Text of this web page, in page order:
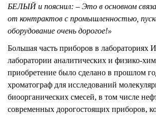
БЕЛЫЙ и пояснил: – Это в основном
от контрактов с промышленностью,
оборудование очень дорогое!»
Большая часть приборов в
лаборатории аналитических и физико-
приобретение было сделано в прошлом
хроматограф для исследований
биоорганических смесей, в том числе
современных дорогостоящих приборов,